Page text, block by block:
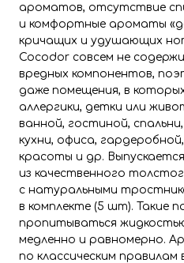
ароматов, отсутствие
и комфортные ароматы
кричащих и удушающих
Cocodor совсем не
вредных компонентов,
даже помещения, в
аллергики, детки или
ванной, гостиной,
кухни, офиса,
красоты и др.
из качественного
с натуральными
в комплекте (5 шт). Такие
пропитываться
медленно и равномерно.
по классическим